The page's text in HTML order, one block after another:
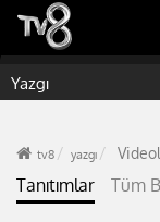
Yazgı
tv8 yazgı
Tanıtımlar Tüm